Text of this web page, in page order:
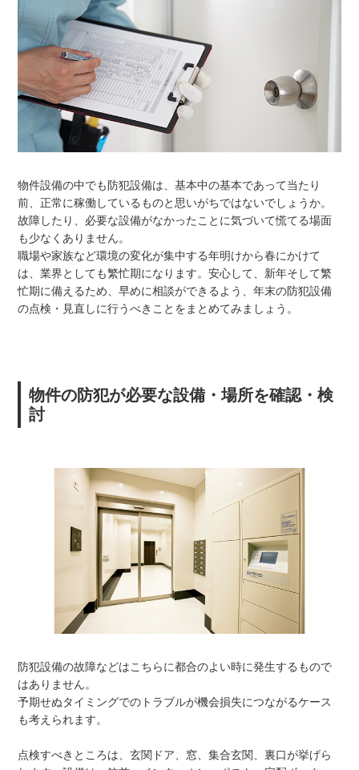
物件設備の中でも防犯設備は、基本中の基本であって当たり
前、正常に稼働しているものと思いがちではないでしょうか。
故障したり、必要な設備がなかったことに気づいて慌てる場面
も少なくありません。
職場や家族など環境の変化が集中する年明けから春にかけて
は、業界としても繁忙期になります。安心して、新年そして繁
忙期に備えるため、早めに相談ができるよう、年末の防犯設備
の点検・見直しに行うべきことをまとめてみましょう。
物件の防犯が必要な設備・場所を確認・検
討
防犯設備の故障などはこちらに都合のよい時に発生するもので
はありません。
予期せぬタイミングでのトラブルが機会損失につながるケース
も考えられます。
点検すべきところは、玄関ドア、窓、集合玄関、裏口が挙げら